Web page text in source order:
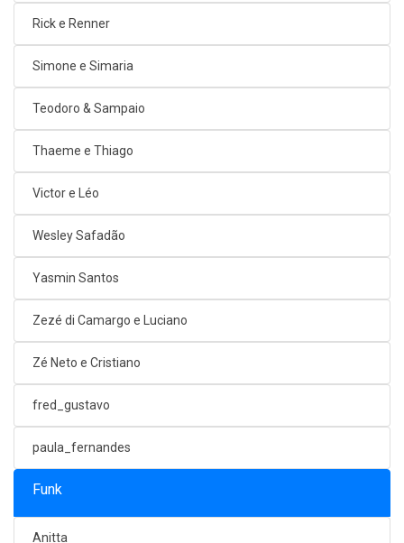
Rick e Renner
Simone e Simaria
Teodoro & Sampaio
Thaeme e Thiago
Victor e Léo
Wesley Safadão
Yasmin Santos
Zezé di Camargo e Luciano
Zé Neto e Cristiano
fred_gustavo
paula_fernandes
Funk
Anitta